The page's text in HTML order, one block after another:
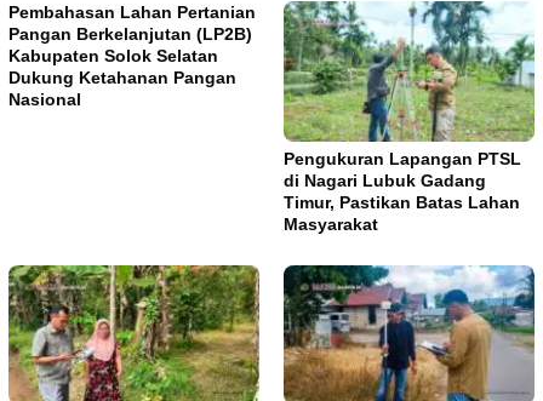
Pembahasan Lahan Pertanian
Pangan Berkelanjutan (LP2B)
Kabupaten Solok Selatan
Dukung Ketahanan Pangan
Nasional
Pengukuran Lapangan PTSL
di Nagari Lubuk Gadang
Timur, Pastikan Batas Lahan
Masyarakat